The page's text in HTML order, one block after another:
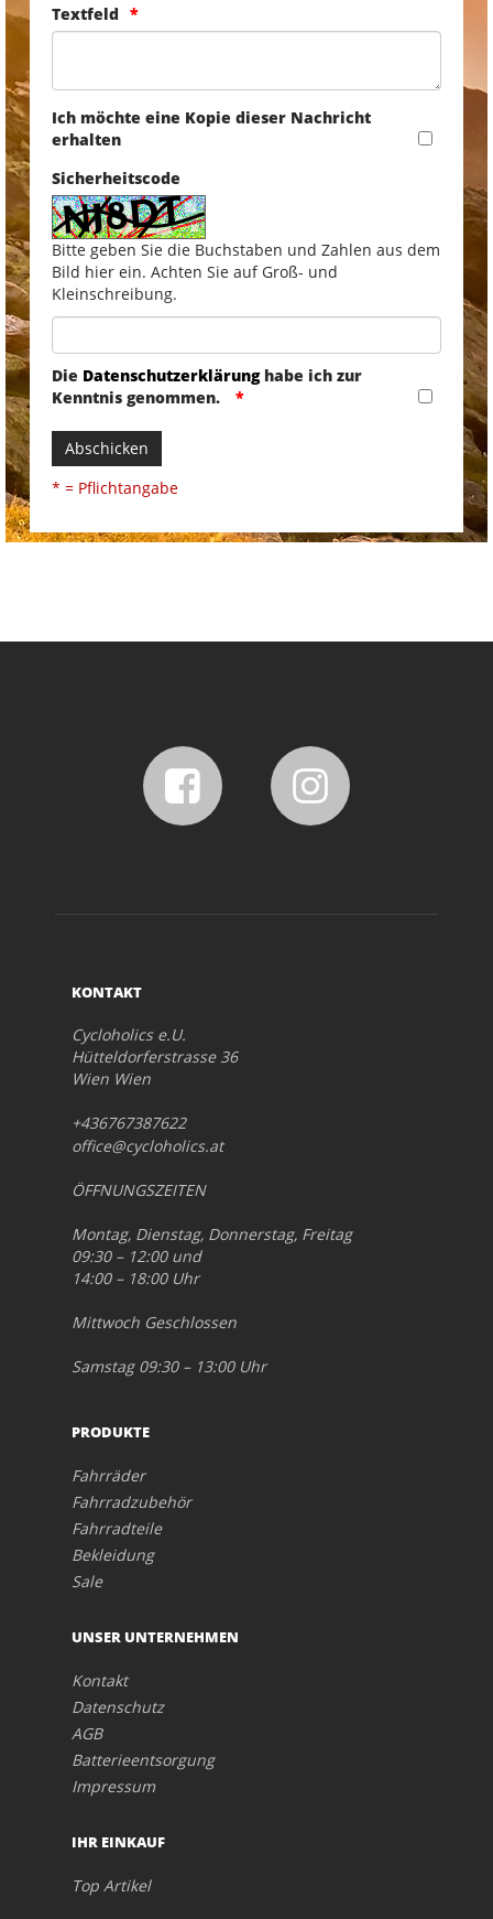
Textfeld
Ich möchte eine Kopie dieser Nachricht
erhalten
Sicherheitscode
Bitte geben Sie die Buchstaben und Zahlen aus dem
Bild hier ein. Achten Sie auf Groß- und
Kleinschreibung.
Die Datenschutzerklärunghabe ich zur
Kenntnis genommen.
Abschicken
* = Pflichtangabe
KONTAKT
Cycloholics e.U.
Hütteldorferstrasse 36
Wien Wien
+436767387622
office@cycloholics.at
ÖFFNUNGSZEITEN
Montag, Dienstag, Donnerstag, Freitag
09:30 – 12:00 und
14:00 – 18:00 Uhr
Mittwoch Geschlossen
Samstag 09:30 – 13:00 Uhr
PRODUKTE
Fahrräder
Fahrradzubehör
Fahrradteile
Bekleidung
Sale
UNSER UNTERNEHMEN
Kontakt
Datenschutz
AGB
Batterieentsorgung
Impressum
IHR EINKAUF
Top Artikel